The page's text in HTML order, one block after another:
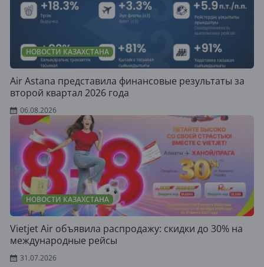
НОВОСТИ КАЗАХСТАНА
Air Astana представила финансовые результаты за
второй квартал 2026 года
06.08.2026
НОВОСТИ КАЗАХСТАНА
Vietjet Air объявила распродажу: скидки до 30% на
международные рейсы
31.07.2026